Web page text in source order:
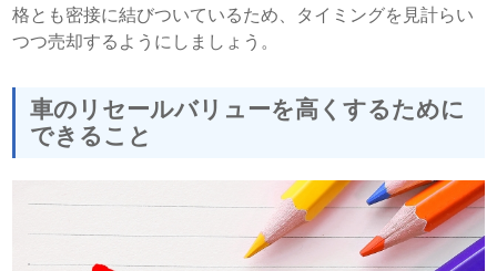
格とも密接に結びついているため、タイミングを見計らい
つつ売却するようにしましょう。
車のリセールバリューを高くするために
できること